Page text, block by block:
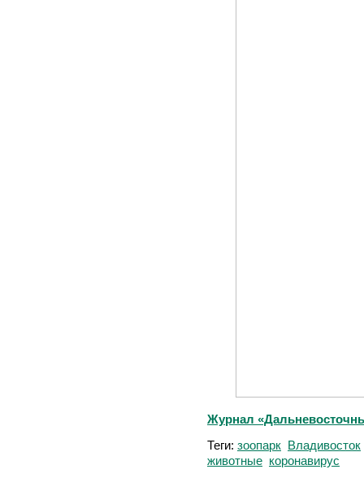
Журнал
Теги: зоопарк Владивосток
животные коронавирус